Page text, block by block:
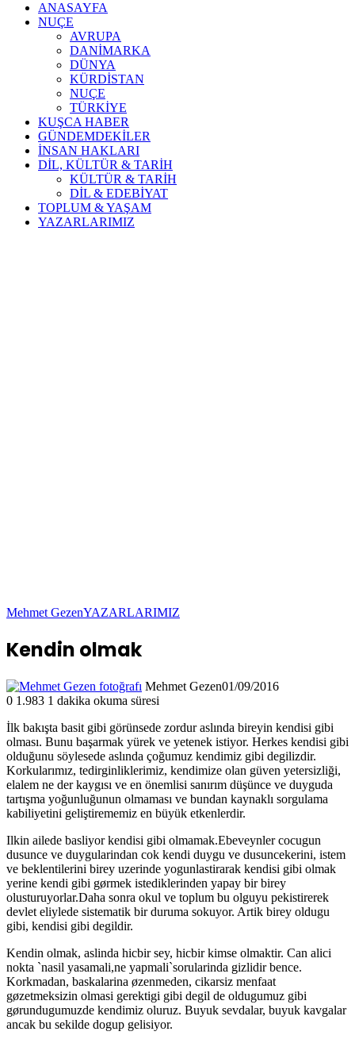
ANASAYFA
NUÇE
AVRUPA
DANİMARKA
DÜNYA
KÜRDİSTAN
NUÇE
TÜRKİYE
KUŞCA HABER
GÜNDEMDEKİLER
İNSAN HAKLARI
DİL, KÜLTÜR & TARİH
KÜLTÜR & TARİH
DİL & EDEBİYAT
TOPLUM & YAŞAM
YAZARLARIMIZ
Mehmet GezenYAZARLARIMIZ
Kendin olmak
Mehmet Gezen01/09/2016
0 1.983 1 dakika okuma süresi
İlk bakışta basit gibi görünsede zordur aslında bireyin kendisi gibi
olması. Bunu başarmak yürek ve yetenek istiyor. Herkes kendisi gibi
olduğunu söylesede aslında çoğumuz kendimiz gibi degilizdir.
Korkularımız, tedirginliklerimiz, kendimize olan güven yetersizliği,
elalem ne der kaygısı ve en önemlisi sanırım düşünce ve duyguda
tartışma yoğunluğunun olmaması ve bundan kaynaklı sorgulama
kabiliyetini geliştirememiz en büyük etkenlerdir.
Ilkin ailede basliyor kendisi gibi olmamak.Ebeveynler cocugun
dusunce ve duygularindan cok kendi duygu ve dusuncekerini, istem
ve beklentilerini birey uzerinde yogunlastirarak kendisi gibi olmak
yerine kendi gibi gørmek istediklerinden yapay bir birey
olusturuyorlar.Daha sonra okul ve toplum bu olguyu pekistirerek
devlet eliylede sistematik bir duruma sokuyor. Artik birey oldugu
gibi, kendisi gibi degildir.
Kendin olmak, aslinda hicbir sey, hicbir kimse olmaktir. Can alici
nokta `nasil yasamali,ne yapmali`sorularinda gizlidir bence.
Korkmadan, baskalarina øzenmeden, cikarsiz menfaat
gøzetmeksizin olmasi gerektigi gibi degil de oldugumuz gibi
gørundugumuzde kendimiz oluruz. Buyuk sevdalar, buyuk kavgalar
ancak bu sekilde dogup gelisiyor.